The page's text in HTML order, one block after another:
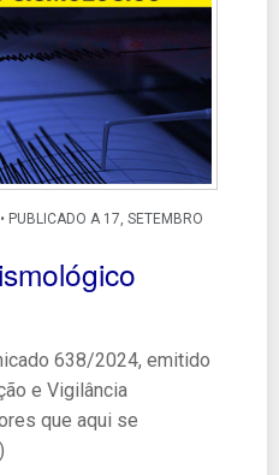
PUBLICADO A 17, SETEMBRO
638/2024, emitido
e Vigilância
que aqui se